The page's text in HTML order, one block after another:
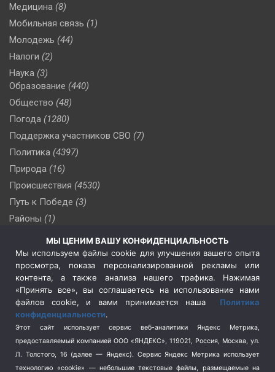
Медицина (8)
Мобильная связь (1)
Молодежь (44)
Налоги (2)
Наука (3)
Образование (440)
Общество (48)
Погода (1280)
Поддержка участников СВО (7)
Политика (4397)
Природа (16)
Происшествия (4530)
Путь к Победе (3)
Районы (1)
(510)
Сельское хозяйство (3)
Социальная политика
(3)
Спецоперация в Украине
Спецоперация на Украине
(404)
Спорт (740)
Терроризм (1)
Транспорт (262)
МЫ ЦЕНИМ ВАШУ КОНФИДЕНЦИАЛЬНОСТЬ
Мы используем файлы cookie для улучшения вашего опыта
просмотра, показа персонализированной рекламы или
контента, а также анализа нашего трафика. Нажимая
«Принять все», вы соглашаетесь на использование нами
файлов cookie, и вами принимается наша Политика
конфиденциальности.
Этот сайт использует сервис веб-аналитики Яндекс Метрика,
предоставляемый компанией ООО «ЯНДЕКС», 119021, Россия, Москва, ул.
Л. Толстого, 16 (далее — Яндекс). Сервис Яндекс Метрика использует
технологию «cookie» — небольшие текстовые файлы, размещаемые на